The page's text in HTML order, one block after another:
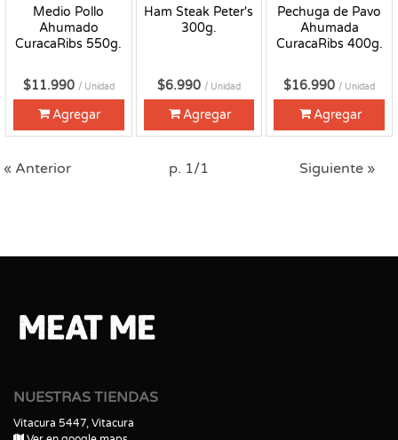
Medio Pollo
Ahumado
CuracaRibs 550g.
$11.990 / Unidad
Agregar
Ham Steak Peter's
300g.
$6.990 / Unidad
Agregar
Pechuga de Pavo
Ahumada
CuracaRibs 400g.
$16.990 / Unidad
Agregar
« Anterior p. 1/1 Siguiente »
NUESTRAS TIENDAS
Vitacura 5447, Vitacura